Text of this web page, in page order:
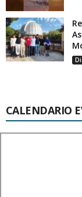
CALENDARIO